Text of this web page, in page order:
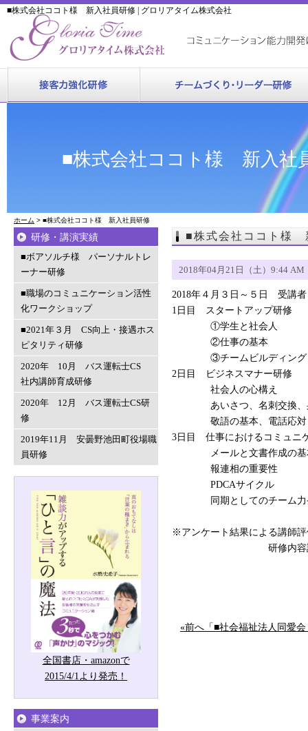
■株式会社ココト様 新入社員研修 | グロリアタイム株式会社
■株式会社ココト様 新入社
ホーム > ■株式会社ココト様 新入社員研修
■株式会社ココト様
2018年04月21日（土）9:44 AM
2018年４月３日～５日 受講者
1日目 スタートアップ研修
①学生と社会人
②仕事の基本
③チームビルディング
2日目 ビジネスマナー研修
社会人の心構え
あいさつ、名刺交換、身
敬語の基本、電話応対
3日目 仕事におけるコミュニ
メールと文書作成の基
報連相の重要性
PDCAサイクル
同期としてのチーム力発
※アンケート結果による講師
研修内容評価 大変
«前へ「■社会福祉法人同愛
研修・講演実績
■ボアソルチ様 パーソナルトレ
ーナー研修
■職場のコミュニケーション活性
化ワークショップ
■2021年３月 CS向上・接遇ホス
ピタリティ研修
2020年 10月 バス運転士CS
社内講師育成研修
2020年 12月 バス運転士CS研
修
2019年11月 安曇野池田町役場職
員研修
全国書店・amazonで
2015/4/1より発売！
事業案内